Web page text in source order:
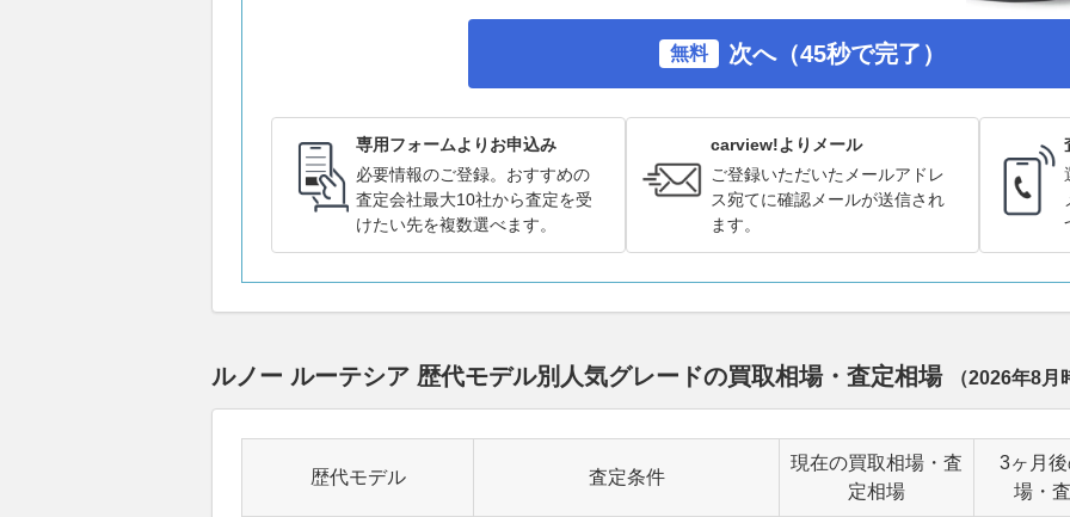
無料 次へ（45秒で完了）
専用フォームよりお申込み
必要情報のご登録。おすすめの
査定会社最大10社から査定を受
けたい先を複数選べます。
carview!よりメール
ご登録いただいたメールアドレ
ス宛てに確認メールが送信され
ます。
ルノー ルーテシア 歴代モデル別人気グレードの買取相場・査定相場 （2026年8月
歴代モデル 査定条件
現在の買取相場・査
定相場
3ヶ月
場・